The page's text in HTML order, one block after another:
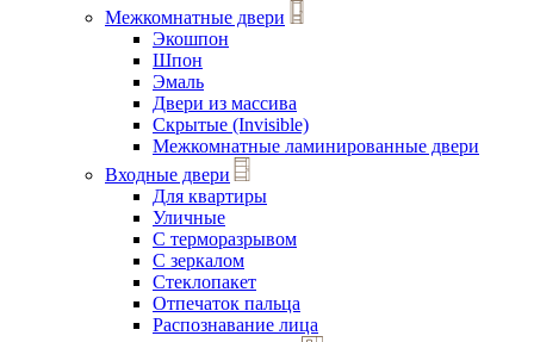
Межкомнатные двери
Экошпон
Шпон
Эмаль
Двери из массива
Скрытые (Invisible)
Межкомнатные ламинированные двери
Входные двери
Для квартиры
Уличные
С терморазрывом
С зеркалом
Стеклопакет
Отпечаток пальца
Распознавание лица